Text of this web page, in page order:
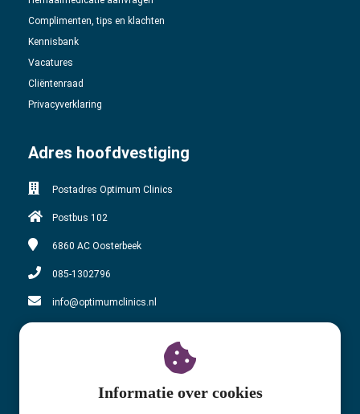
Complimenten, tips en klachten
Kennisbank
Vacatures
Cliëntenraad
Privacyverklaring
Adres hoofdvestiging
Postadres Optimum Clinics
Postbus 102
6860 AC Oosterbeek
085-1302796
info@optimumclinics.nl
BTW nummer: NL858610863B01
Adres locatie Oosterbeek
Informatie over cookies